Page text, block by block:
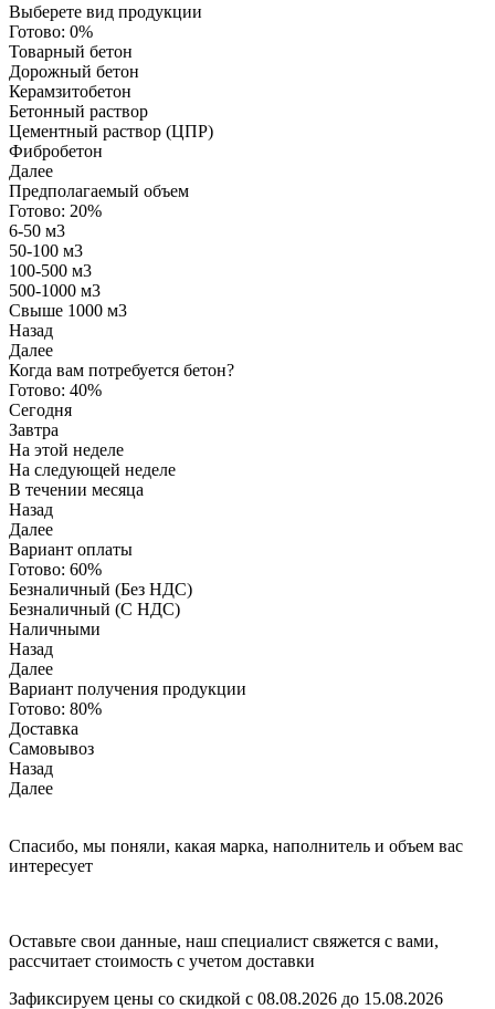
Выберете вид продукции
Готово: 0%
Товарный бетон
Дорожный бетон
Керамзитобетон
Бетонный раствор
Цементный раствор (ЦПР)
Фибробетон
Далее
Предполагаемый объем
Готово: 20%
6-50 м3
50-100 м3
100-500 м3
500-1000 м3
Свыше 1000 м3
Назад
Далее
Когда вам потребуется бетон?
Готово: 40%
Сегодня
Завтра
На этой неделе
На следующей неделе
В течении месяца
Назад
Далее
Вариант оплаты
Готово: 60%
Безналичный (Без НДС)
Безналичный (С НДС)
Наличными
Назад
Далее
Вариант получения продукции
Готово: 80%
Доставка
Самовывоз
Назад
Далее
Спасибо, мы поняли, какая марка, наполнитель и объем вас
интересует
Оставьте свои данные, наш специалист свяжется с вами,
рассчитает стоимость с учетом доставки
Зафиксируем цены со скидкой с 08.08.2026 до 15.08.2026